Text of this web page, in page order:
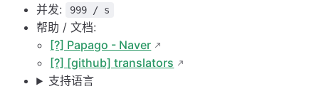
并发:
999 / s
帮助 / 文档:
[?] Papago - Naver
[?] [github] translators
支持语言